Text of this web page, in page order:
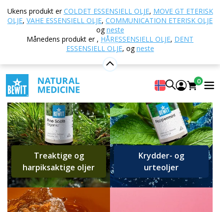
Ukens produkt erCOLDET ESSENSIELL OLJE, MOVE GT ETERISK
OLJE, VAHE ESSENSIELL OLJE, COMMUNICATION ETERISK OLJE
ogneste
Månedens produkt er , HÅRESSENSIELL OLJE, DENT
ESSENSIELL OLJE, ogneste
0
NATURENS KRAFT
i hver dråpe – innen rekkevidde for
alle!
Treaktige og
harpiksaktige oljer
Krydder- og
urteoljer